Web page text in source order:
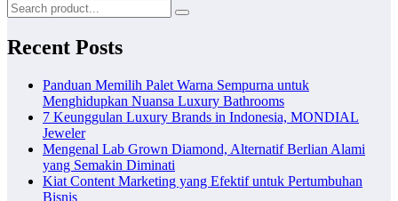
Recent Posts
Panduan Memilih Palet Warna Sempurna untuk
Menghidupkan Nuansa Luxury Bathrooms
7 Keunggulan Luxury Brands in Indonesia, MONDIAL
Jeweler
Mengenal Lab Grown Diamond, Alternatif Berlian Alami
yang Semakin Diminati
Kiat Content Marketing yang Efektif untuk Pertumbuhan
Bisnis